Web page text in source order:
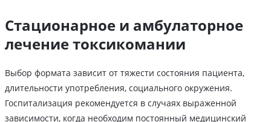
Стационарное и амбулаторное
лечение токсикомании
Выбор формата зависит от тяжести состояния пациента,
длительности употребления, социального окружения.
Госпитализация рекомендуется в случаях выраженной
зависимости, когда необходим постоянный медицинский